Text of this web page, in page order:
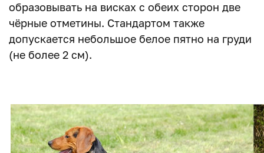
образовывать на висках с обеих сторон две
чёрные отметины. Стандартом также
допускается небольшое белое пятно на груди
(не более 2 см).